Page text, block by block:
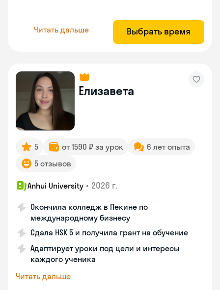
Читать дальше Выбрать время
Елизавета
5 от 1590 ₽ за урок
6 лет опыта
5 отзывов
Anhui University • 2026 г.
Окончила колледж в Пекине по
международному бизнесу
Сдала HSK 5 и получила грант на обучение
Адаптирует уроки под цели и интересы
каждого ученика
Читать дальше